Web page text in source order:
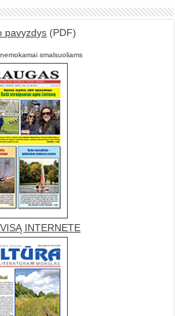
pavyzdys (PDF)
smalsuoliams
INTERNETE